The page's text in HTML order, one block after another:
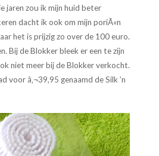
jaren zou ik mijn huid beter
dacht ik ook om mijn poriÃ«n
het is prijzig zo over de 100 euro.
Bij de Blokker bleek er een te zijn
niet meer bij de Blokker verkocht.
voor â‚¬39,95 genaamd de Silk ’n